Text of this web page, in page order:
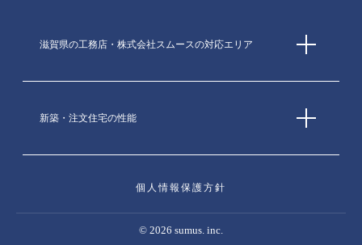
滋賀県の工務店・株式会社スムースの対応エリア
新築・注文住宅の性能
個人情報保護方針
© 2026 sumus. inc.